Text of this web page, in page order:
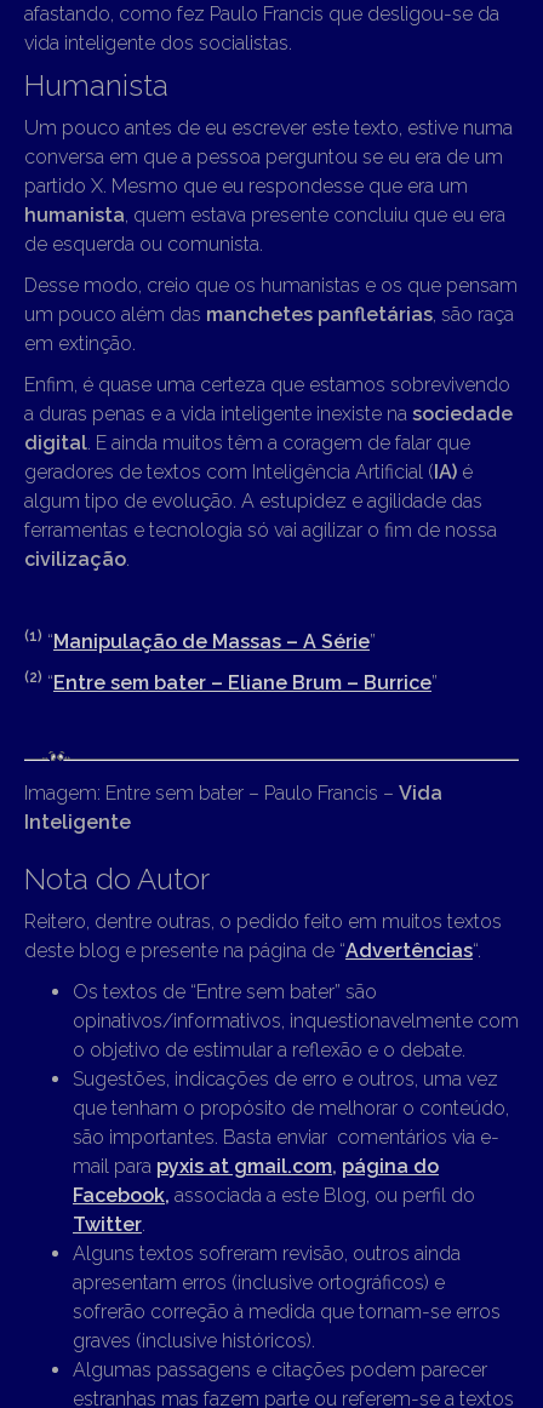
afastando, como fez Paulo Francis que desligou-se da
vida inteligente dos socialistas.
Humanista
Um pouco antes de eu escrever este texto, estive numa
conversa em que a pessoa perguntou se eu era de um
partido X. Mesmo que eu respondesse que era um
humanista , quem estava presente concluiu que eu era
de esquerda ou comunista.
Desse modo, creio que os humanistas e os que pensam
um pouco além das manchetes panfletárias , são raça
em extinção.
Enfim, é quase uma certeza que estamos sobrevivendo
a duras penas e a vida inteligente inexiste na sociedade
digital . E ainda muitos têm a coragem de falar que
geradores de textos com Inteligência Artificial (IA) é
algum tipo de evolução. A estupidez e agilidade das
ferramentas e tecnologia só vai agilizar o fim de nossa
civilização
(1) “Manipulação de Massas – A Série”
(2) “Entre sem bater – Eliane Brum – Burrice”
Imagem: Entre sem bater – Paulo Francis – Vida
Inteligente
Nota do Autor
Reitero, dentre outras, o pedido feito em muitos textos
deste blog e presente na página de “Advertências“.
Os textos de “Entre sem bater” são
opinativos/informativos, inquestionavelmente com
o objetivo de estimular a reflexão e o debate.
Sugestões, indicações de erro e outros, uma vez
que tenham o propósito de melhorar o conteúdo,
são importantes. Basta enviar comentários via e-
mail para pyxis at gmail.com, página do
Facebook, associada a este Blog, ou perfil do
Twitter
Alguns textos sofreram revisão, outros ainda
apresentam erros (inclusive ortográficos) e
sofrerão correção à medida que tornam-se erros
graves (inclusive históricos).
Algumas passagens e citações podem parecer
estranhas mas fazem parte ou referem-se a textos